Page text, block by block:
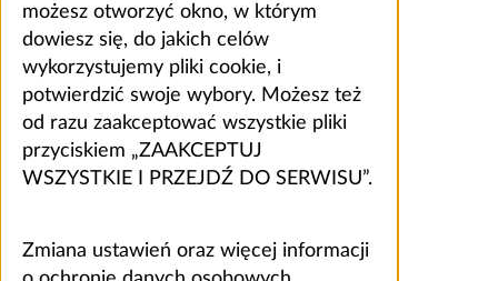
możesz otworzyć okno, w którym
dowiesz się, do jakich celów
wykorzystujemy pliki cookie, i
potwierdzić swoje wybory. Możesz też
od razu zaakceptować wszystkie pliki
przyciskiem „ZAAKCEPTUJ
WSZYSTKIE I PRZEJDŹ DO SERWISU”.
Zmiana ustawień oraz więcej informacji